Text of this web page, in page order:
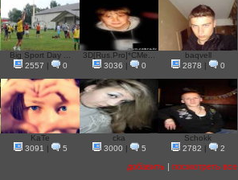
Big Sport Day ...
2557
0
3D[Rus.Pro]*CMe...
3036
0
baqvell
2878
0
KaTe
3091
5
cka
3000
5
Schokk
2782
2
добавить посмотреть все